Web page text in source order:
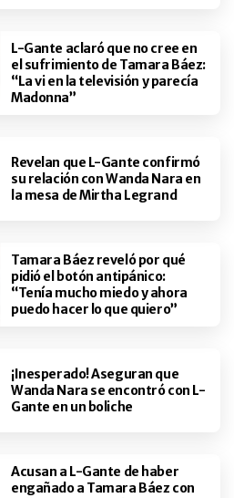
L-Gante aclaró que no cree en
el sufrimiento de Tamara Báez:
“La vi en la televisión y parecía
Madonna”
Revelan que L-Gante confirmó
su relación con Wanda Nara en
la mesa de Mirtha Legrand
Tamara Báez reveló por qué
pidió el botón antipánico:
“Tenía mucho miedo y ahora
puedo hacer lo que quiero”
¡Inesperado! Aseguran que
Wanda Nara se encontró con L-
Gante en un boliche
Acusan a L-Gante de haber
engañado a Tamara Báez con